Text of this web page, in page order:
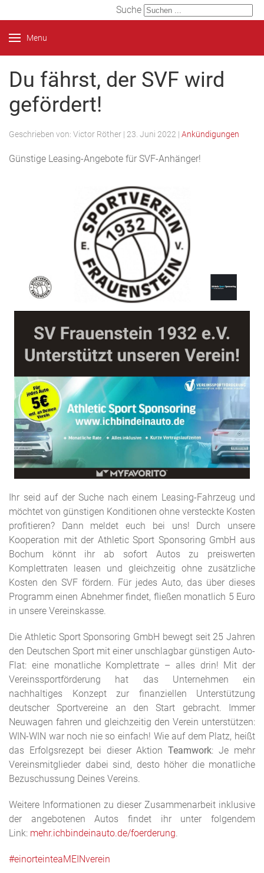
Suche
Menu
Du fährst, der SVF wird
gefördert!
Geschrieben von: Victor Röther | 23. Juni 2022 | Ankündigungen
Günstige Leasing-Angebote für SVF-Anhänger!
Ihr seid auf der Suche nach einem Leasing-Fahrzeug und
möchtet von günstigen Konditionen ohne versteckte Kosten
profitieren? Dann meldet euch bei uns! Durch unsere
Kooperation mit der Athletic Sport Sponsoring GmbH aus
Bochum könnt ihr ab sofort Autos zu preiswerten
Komplettraten leasen und gleichzeitig ohne zusätzliche
Kosten den SVF fördern. Für jedes Auto, das über dieses
Programm einen Abnehmer findet, fließen monatlich 5 Euro
in unsere Vereinskasse.
Die Athletic Sport Sponsoring GmbH bewegt seit 25 Jahren
den Deutschen Sport mit einer unschlagbar günstigen Auto-
Flat: eine monatliche Komplettrate – alles drin! Mit der
Vereinssportförderung hat das Unternehmen ein
nachhaltiges Konzept zur finanziellen Unterstützung
deutscher Sportvereine an den Start gebracht. Immer
Neuwagen fahren und gleichzeitig den Verein unterstützen:
WIN-WIN war noch nie so einfach! Wie auf dem Platz, heißt
das Erfolgsrezept bei dieser AktionTeamwork: Je mehr
Vereinsmitglieder dabei sind, desto höher die monatliche
Bezuschussung Deines Vereins.
Weitere Informationen zu dieser Zusammenarbeit inklusive
der angebotenen Autos findet ihr unter folgendem
Link: mehr.ichbindeinauto.de/foerderung.
#einorteinteaMEINverein